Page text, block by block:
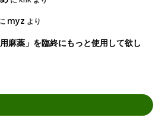
myz より
麻薬」を臨終にもっと使用して欲し